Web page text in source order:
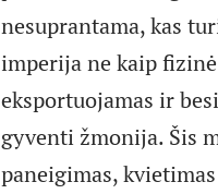
nesuprantama, kas
imperija ne kaip
eksportuojamas ir
gyventi žmonija. Šis
paneigimas,